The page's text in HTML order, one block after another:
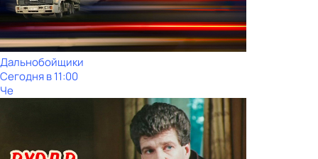
Дальнобойщики
Сегодня в 11:00
Че